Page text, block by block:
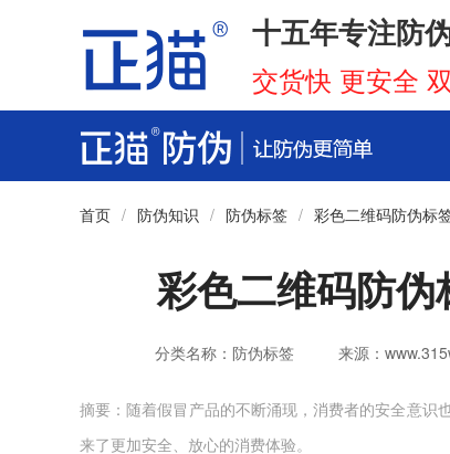
十五年专注防
交货快 更安全
首页 / 防伪知识 / 防伪标签 / 彩色二维码防伪标
彩色二维码防
分类名称：防伪标签 来源：
摘要：随着假冒产品的不断涌现，消费者的安全意识
来了更加安全、放心的消费体验。